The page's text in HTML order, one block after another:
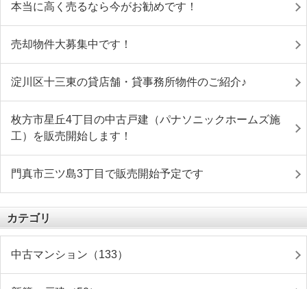
本当に高く売るなら今がお勧めです！
売却物件大募集中です！
淀川区十三東の貸店舗・貸事務所物件のご紹介♪
枚方市星丘4丁目の中古戸建（パナソニックホームズ施
工）を販売開始します！
門真市三ツ島3丁目で販売開始予定です
カテゴリ
中古マンション（133）